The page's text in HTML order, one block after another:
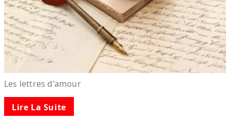
Les lettres d'amour
Lire La Suite